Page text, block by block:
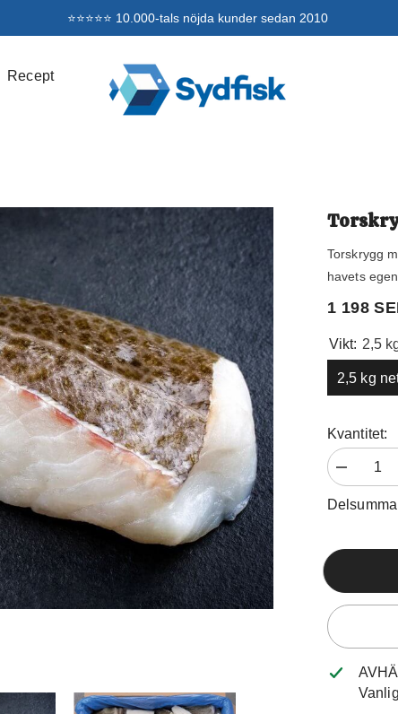
⭐⭐⭐⭐⭐ 10.000-tals nöjda kunder sedan 2010
Recept
Torskrygg
havets
1 198
Vikt: 2,5
2,5 kg
Kvantitet:
Minska
mängden
för
Torskrygg